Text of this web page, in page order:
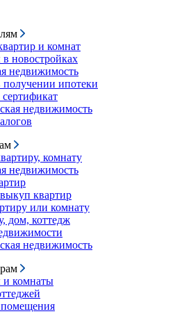
и комнат
новостройках
недвижимость
ипотеки
недвижимость
комнату
недвижимость
квартир
или комнату
дом, коттедж
недвижимость
и комнаты